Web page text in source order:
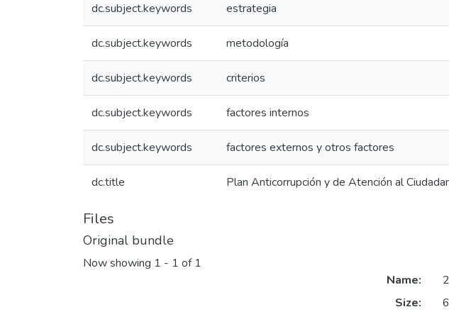
dc.subject.keywords estrategia
dc.subject.keywords metodología
dc.subject.keywords criterios
dc.subject.keywords factores internos
dc.subject.keywords factores externos y otros factores
dc.title Plan Anticorrupción y de Atención al
Files
Original bundle
Now showing 1 - 1 of 1
Name:
Size: